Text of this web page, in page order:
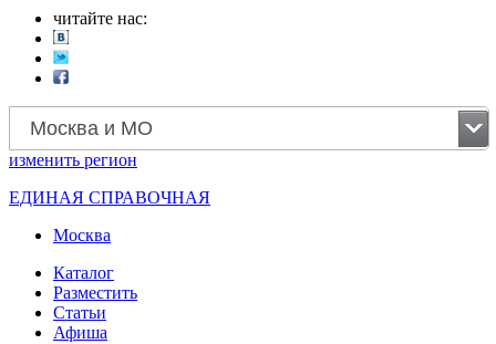
читайте нас:
Москва и МО
изменить регион
ЕДИНАЯ СПРАВОЧНАЯ
Москва
Каталог
Разместить
Статьи
Афиша